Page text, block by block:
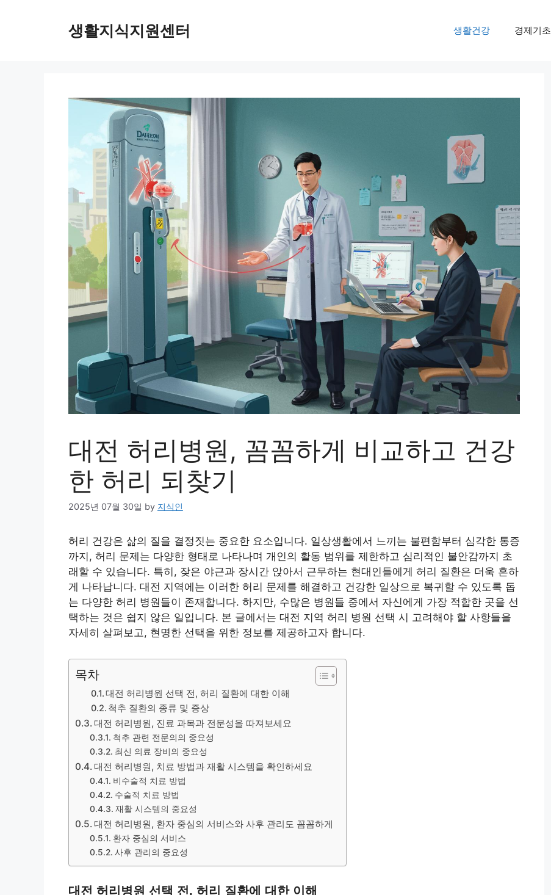
생활지식지원센터 생활건강 경제기초
대전 허리병원, 꼼꼼하게 비교하고 건강
한 허리 되찾기
2025년 07월 30일 by 지식인
허리 건강은 삶의 질을 결정짓는 중요한 요소입니다. 일상생활에서 느끼는 불편함부터 심각한 통증
까지, 허리 문제는 다양한 형태로 나타나며 개인의 활동 범위를 제한하고 심리적인 불안감까지 초
래할 수 있습니다. 특히, 잦은 야근과 장시간 앉아서 근무하는 현대인들에게 허리 질환은 더욱 흔하
게 나타납니다. 대전 지역에는 이러한 허리 문제를 해결하고 건강한 일상으로 복귀할 수 있도록 돕
는 다양한 허리 병원들이 존재합니다. 하지만, 수많은 병원들 중에서 자신에게 가장 적합한 곳을 선
택하는 것은 쉽지 않은 일입니다. 본 글에서는 대전 지역 허리 병원 선택 시 고려해야 할 사항들을
자세히 살펴보고, 현명한 선택을 위한 정보를 제공하고자 합니다.
목차
대전 허리병원 선택 전, 허리 질환에 대한 이해
척추 질환의 종류 및 증상
대전 허리병원, 진료 과목과 전문성을 따져보세요
척추 관련 전문의의 중요성
최신 의료 장비의 중요성
대전 허리병원, 치료 방법과 재활 시스템을 확인하세요
비수술적 치료 방법
수술적 치료 방법
재활 시스템의 중요성
대전 허리병원, 환자 중심의 서비스와 사후 관리도 꼼꼼하게
환자 중심의 서비스
사후 관리의 중요성
대전 허리병원 선택 전, 허리 질환에 대한 이해